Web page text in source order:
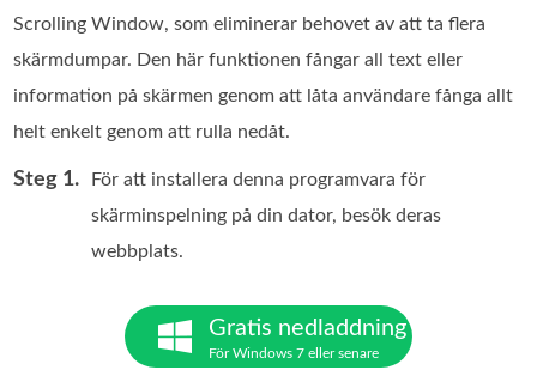
Scrolling Window, som eliminerar behovet av att ta flera
skärmdumpar. Den här funktionen fångar all text eller
information på skärmen genom att låta användare fånga allt
helt enkelt genom att rulla nedåt.
Steg 1.
För att installera denna programvara för
skärminspelning på din dator, besök deras
webbplats.
Gratis nedladdning
För Windows 7 eller senare